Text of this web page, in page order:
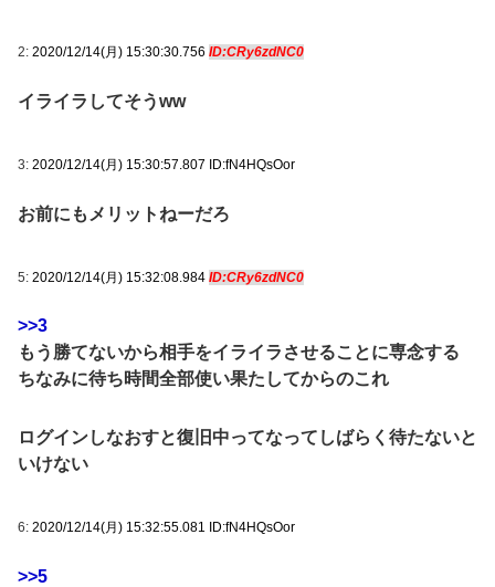
2: 2020/12/14(月) 15:30:30.756 ID:CRy6zdNC0
イライラしてそうww
3: 2020/12/14(月) 15:30:57.807 ID:fN4HQsOor
お前にもメリットねーだろ
5: 2020/12/14(月) 15:32:08.984 ID:CRy6zdNC0
>>3
もう勝てないから相手をイライラさせることに専念する
ちなみに待ち時間全部使い果たしてからのこれ
ログインしなおすと復旧中ってなってしばらく待たないと
いけない
6: 2020/12/14(月) 15:32:55.081 ID:fN4HQsOor
>>5